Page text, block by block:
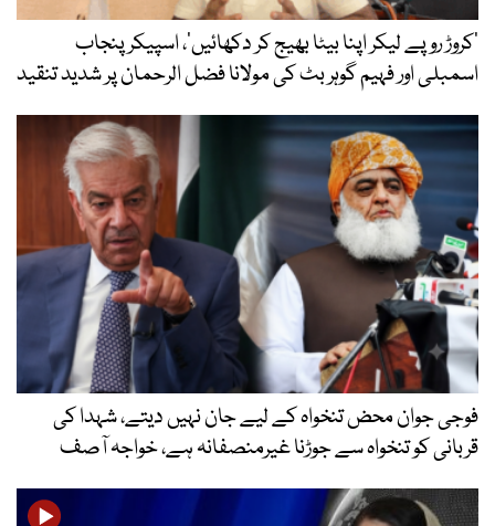
’کروڑ روپے لیکر اپنا بیٹا بھیج کر دکھائیں‘، اسپیکر پنجاب
اسمبلی اور فہیم گوہر بٹ کی مولانا فضل الرحمان پر شدید تنقید
فوجی جوان محض تنخواہ کے لیے جان نہیں دیتے، شہدا کی
قربانی کو تنخواہ سے جوڑنا غیرمنصفانہ ہے، خواجہ آصف